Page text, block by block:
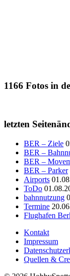
1166 Fotos in
letzten
BER – Ziele
BER –
BER –
BER – Parker
Airports
ToDo
bahnnutzung
Termine
Flughafen
Kontakt
Impressum
Quellen &